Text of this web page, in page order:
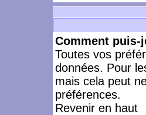
Comment puis-
Toutes vos
données. Pour
mais cela peut
préférences.
Revenir en haut